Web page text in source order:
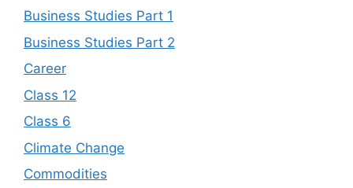
Business Studies Part 1
Business Studies Part 2
Career
Class 12
Class 6
Climate Change
Commodities